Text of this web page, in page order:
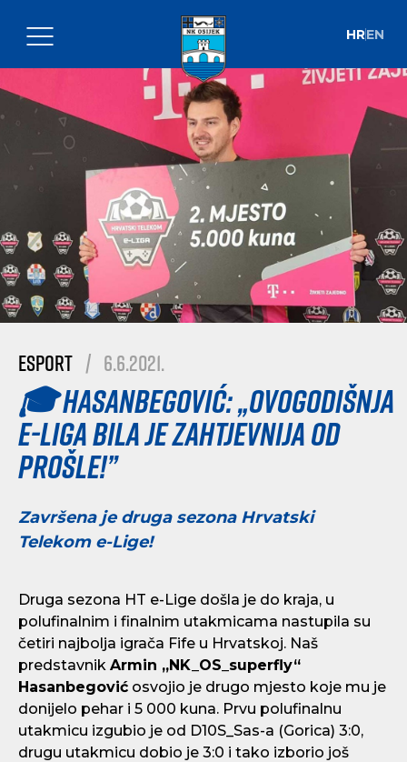
HREN
esport | 6.6.2021.
🎓 Hasanbegović: „Ovogodišnja
e-Liga bila je zahtjevnija od
prošle!”
Završena je druga sezona Hrvatski
Telekom e-Lige!
Druga sezona HT e-Lige došla je do kraja, u
polufinalnim i finalnim utakmicama nastupila su
četiri najbolja igrača Fife u Hrvatskoj. Naš
predstavnik Armin „NK_OS_superfly“
Hasanbegović osvojio je drugo mjesto koje mu je
donijelo pehar i 5 000 kuna. Prvu polufinalnu
utakmicu izgubio je od D10S_Sas-a (Gorica) 3:0,
drugu utakmicu dobio je 3:0 i tako izborio još